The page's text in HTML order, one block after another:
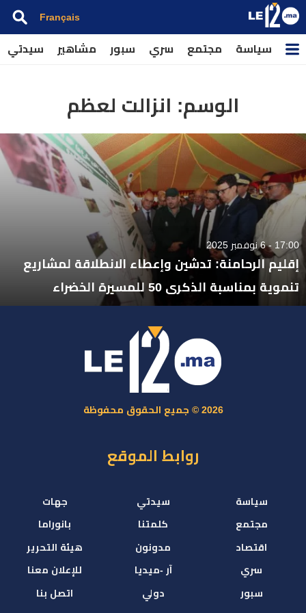
Français
سياسة مجتمع سري سبور مشاهير سيدتي
الوسم: انزالت لعظم
17:00 - 6 نوفمبر 2025
إقليم الرحامنة: تدشين وإعطاء الانطلاقة لمشاريع
تنموية بمناسبة الذكرى 50 للمسيرة الخضراء
2026 © جميع الحقوق محفوظة
روابط الموقع
سياسة
مجتمع
اقتصاد
سري
سبور
سيدتي
كلمتنا
مدونون
آر -ميديا
دولي
جهات
بانوراما
هيئة التحرير
للإعلان معنا
اتصل بنا